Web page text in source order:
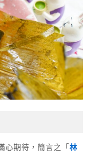
心期待，簡言之「林